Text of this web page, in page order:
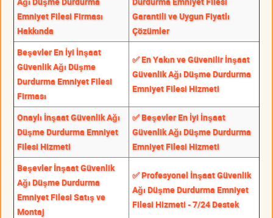
Emniyet Filesi Firması
Hakkında
Garantili ve Uygun Fiyatlı
Çözümler
Beşevler En İyi İnşaat
Güvenlik Ağı Düşme
Durdurma Emniyet Filesi
Firması
✅ En Yakın ve Güvenilir İnşaat
Güvenlik Ağı Düşme Durdurma
Emniyet Filesi Hizmeti
Onaylı İnşaat Güvenlik Ağı
Düşme Durdurma Emniyet
Filesi Hizmeti
✅ Beşevler En İyi İnşaat
Güvenlik Ağı Düşme Durdurma
Emniyet Filesi Hizmeti
Beşevler İnşaat Güvenlik
Ağı Düşme Durdurma
Emniyet Filesi Satış ve
Montaj
✅ Profesyonel İnşaat Güvenlik
Ağı Düşme Durdurma Emniyet
Filesi Hizmeti - 7/24 Destek